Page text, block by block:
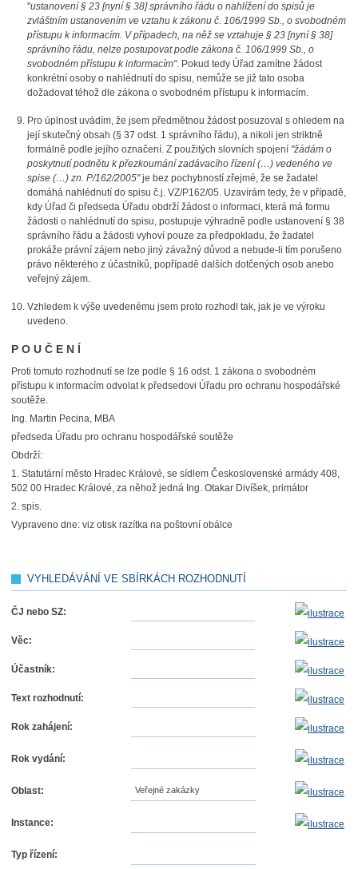
"ustanovení § 23 [nyní § 38] správního řádu o nahlížení do spisů je
zvláštním ustanovením ve vztahu k zákonu č. 106/1999 Sb., o svobodném
přístupu k informacím. V případech, na něž se vztahuje § 23 [nyní § 38]
správního řádu, nelze postupovat podle zákona č. 106/1999 Sb., o
svobodném přístupu k informacím". Pokud tedy Úřad zamítne žádost
konkrétní osoby o nahlédnutí do spisu, nemůže se již tato osoba
dožadovat téhož dle zákona o svobodném přístupu k informacím.
Pro úplnost uvádím, že jsem předmětnou žádost posuzoval s ohledem na
její skutečný obsah (§ 37 odst. 1 správního řádu), a nikoli jen striktně
formálně podle jejího označení. Z použitých slovních spojení "žádám o
poskytnutí podnětu k přezkoumání zadávacího řízení (…) vedeného ve
spise (…) zn. P/162/2005"je bez pochybností zřejmé, že se žadatel
domáhá nahlédnutí do spisu č.j. VZ/P162/05. Uzavírám tedy, že v případě,
kdy Úřad či předseda Úřadu obdrží žádost o informaci, která má formu
žádosti o nahlédnutí do spisu, postupuje výhradně podle ustanovení § 38
správního řádu a žádosti vyhoví pouze za předpokladu, že žadatel
prokáže právní zájem nebo jiný závažný důvod a nebude-li tím porušeno
právo některého z účastníků, popřípadě dalších dotčených osob anebo
veřejný zájem.
Vzhledem k výše uvedenému jsem proto rozhodl tak, jak je ve výroku
uvedeno.
P O U Č E N Í
Proti tomuto rozhodnutí se lze podle § 16 odst. 1 zákona o svobodném
přístupu k informacím odvolat k předsedovi Úřadu pro ochranu hospodářské
soutěže.
Ing. Martin Pecina, MBA
předseda Úřadu pro ochranu hospodářské soutěže
Obdrží:
1. Statutární město Hradec Králové, se sídlem Československé armády 408,
502 00 Hradec Králové, za něhož jedná Ing. Otakar Divíšek, primátor
2. spis.
Vypraveno dne:viz otisk razítka na poštovní obálce
VYHLEDÁVÁNÍ VE SBÍRKÁCH ROZHODNUTÍ
ČJ nebo SZ:
Věc:
Účastník:
Text rozhodnutí:
Rok zahájení:
Rok vydání:
Oblast: Veřejné zakázky
Instance:
Typ řízení: